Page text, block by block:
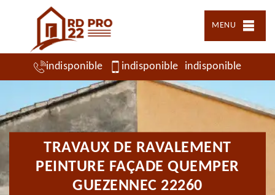
MENU
indisponible indisponible indisponible
TRAVAUX DE RAVALEMENT
PEINTURE FAÇADE QUEMPER
GUEZENNEC 22260